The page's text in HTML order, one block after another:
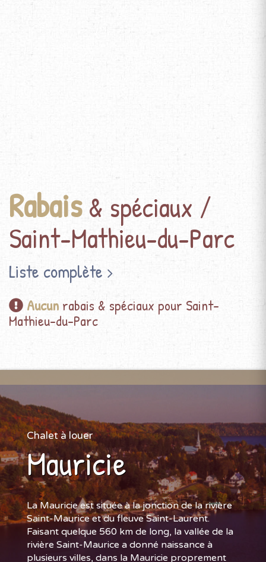
Rabais& spéciaux /
Saint-Mathieu-du-Parc
Liste complète
Aucun rabais & spéciaux pour Saint-
Mathieu-du-Parc
Chalet à louer
Mauricie
La Mauricie est située à la jonction de la rivière
Saint-Maurice et du fleuve Saint-Laurent.
Faisant quelque 560 km de long, la vallée de la
rivière Saint-Maurice a donné naissance à
plusieurs villes, dans la Mauricie proprement